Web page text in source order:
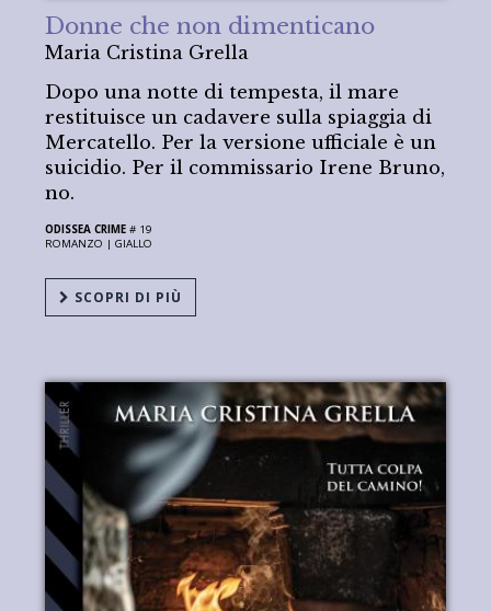
Donne che non dimenticano
Maria Cristina Grella
Dopo una notte di tempesta, il mare
restituisce un cadavere sulla spiaggia di
Mercatello. Per la versione ufficiale è un
suicidio. Per il commissario Irene Bruno,
no.
ODISSEA CRIME # 19
ROMANZO |GIALLO
SCOPRI DI PIÙ